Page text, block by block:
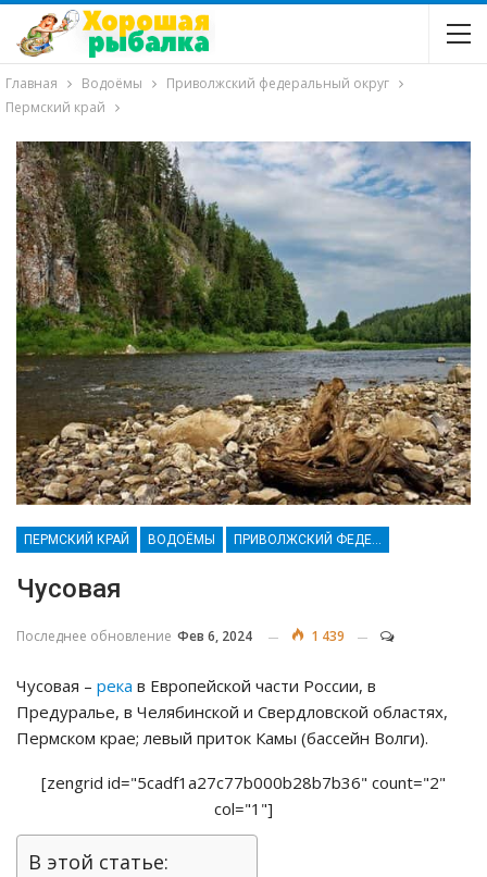
Главная Водоёмы
Приволжский федеральный округ
Пермский край
ПЕРМСКИЙ КРАЙ ВОДОЁМЫ ПРИВОЛЖСКИЙ ФЕДЕРАЛЬНЫЙ ОКРУГ
Чусовая
Последнее обновление Фев 6, 2024 1 439
Чусовая – река в Европейской части России, в
Предуралье, в Челябинской и Свердловской областях,
Пермском крае; левый приток Камы (бассейн Волги).
[zengrid id="5cadf1a27c77b000b28b7b36" count="2"
col="1"]
В этой статье: